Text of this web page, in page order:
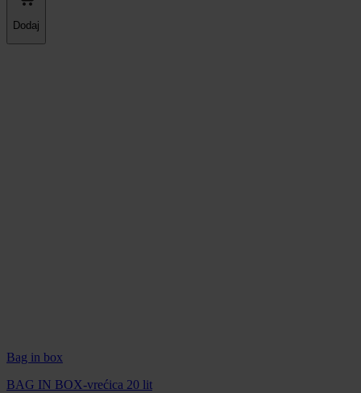
Dodaj
Bag in box
BAG IN BOX-vrećica 20 lit